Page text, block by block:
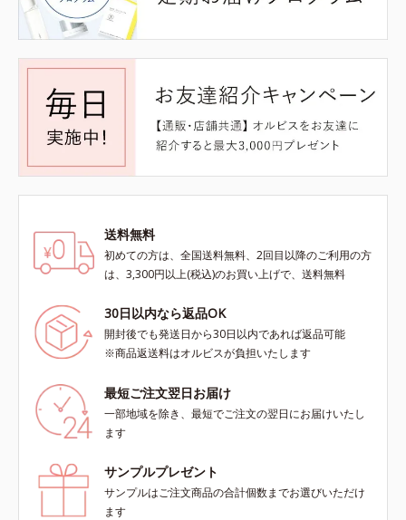
送料無料
初めての方は、全国送料無料、2回目以降のご利用の方
は、3,300円以上(税込)のお買い上げで、送料無料
30日以内なら返品OK
開封後でも発送日から30日以内であれば返品可能
※商品返送料はオルビスが負担いたします
最短ご注文翌日お届け
一部地域を除き、最短でご注文の翌日にお届けいたし
ます
サンプルプレゼント
サンプルはご注文商品の合計個数までお選びいただけ
ます